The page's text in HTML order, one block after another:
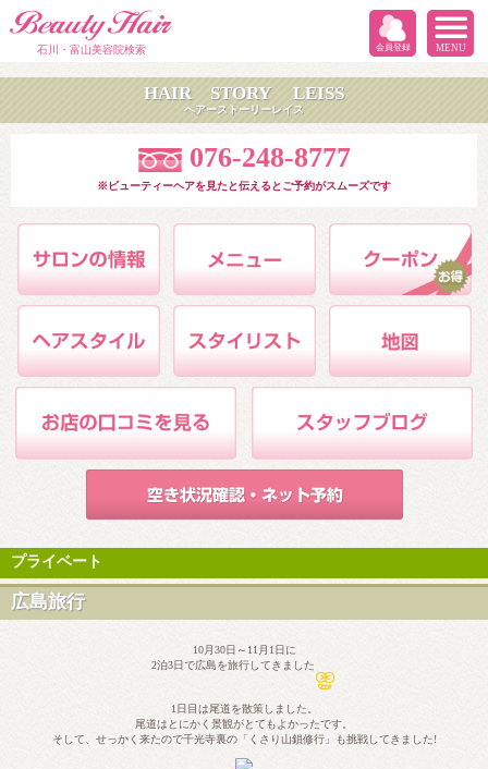
石川・富山美容院検索 MENU
会員登録
HAIR STORY LEISS
ヘアーストーリーレイス
076-248-8777
※ビューティーヘアを見たと伝えるとご予約がスムーズです
プライベート
広島旅行
10月30日～11月1日に
2泊3日で広島を旅行してきました
1日目は尾道を散策しました。
尾道はとにかく景観がとてもよかったです。
そして、せっかく来たので千光寺裏の「くさり山鎖修行」も挑戦してきました!